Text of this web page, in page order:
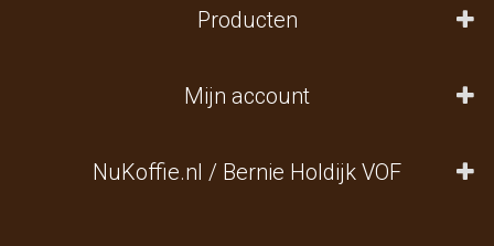
Producten
Mijn account
NuKoffie.nl / Bernie Holdijk VOF